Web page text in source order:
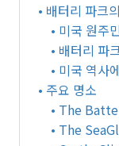
• 배터리 파크
• 미국 원주
• 배터리 파
• 미국 역사
• 주요 명소
• The
• The